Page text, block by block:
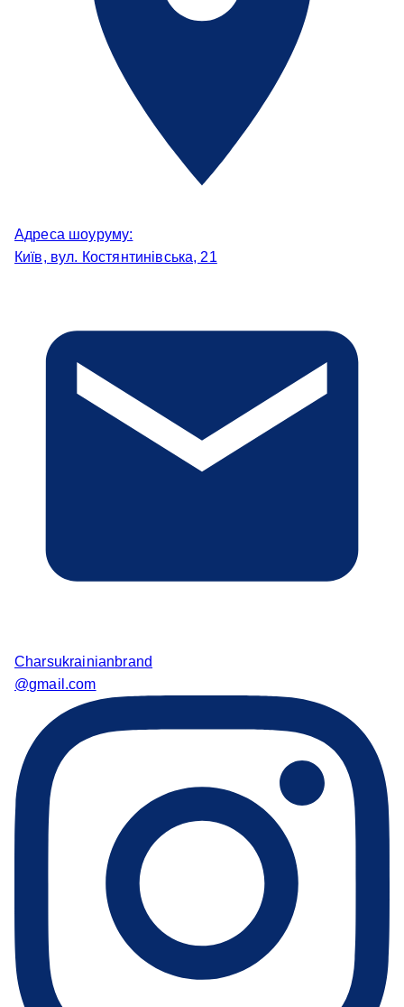
Адреса шоуруму:
Київ, вул. Костянтинівська, 21
Charsukrainianbrand
@gmail.com